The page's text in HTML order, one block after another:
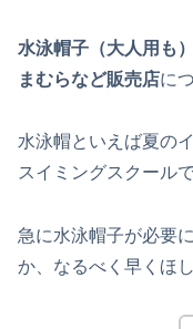
水泳帽子（大人用も
まむらなど販売店に
水泳帽といえば夏の
スイミングスクール
急に水泳帽子が必要
か、なるべく早くほし